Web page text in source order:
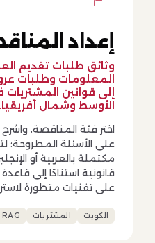
إعداد
وثائق طلبات تقديم
المعلومات وطلبات
إلى قوانين
الأوسط وشمال أفريقيا.
اختر فئة المناقصة،
على الأسئلة المطروحة؛
مكتملة بالعربية أو
قانونية استنادًا إلى
على تقنيات متطورة
الكويت المشتريات RAG